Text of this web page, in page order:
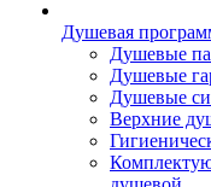
Душевая
Душевые
Душевые
Душевые
Верхние